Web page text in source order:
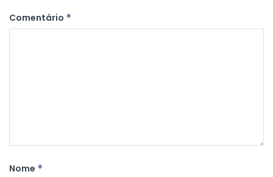
Comentário *
Nome *